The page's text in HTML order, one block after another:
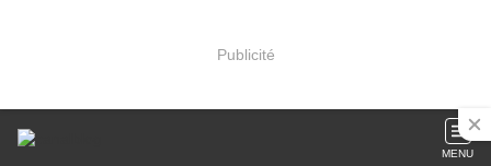
Publicité
MENU